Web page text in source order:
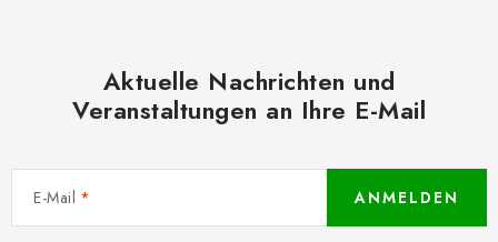
Aktuelle Nachrichten und
Veranstaltungen an Ihre E-Mail
E-Mail ANMELDEN